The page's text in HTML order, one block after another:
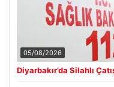
05/08/2026
Diyarbakır’da Silahlı